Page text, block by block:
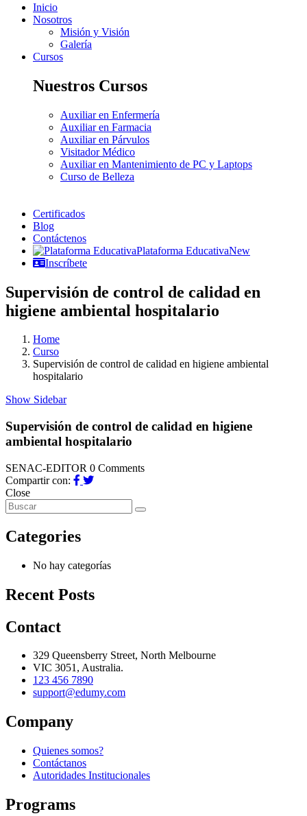
Inicio
Nosotros
Misión y Visión
Galería
Cursos
Nuestros Cursos
Auxiliar en Enfermería
Auxiliar en Farmacia
Auxiliar en Párvulos
Visitador Médico
Auxiliar en Mantenimiento de PC y Laptops
Curso de Belleza
Certificados
Blog
Contáctenos
Plataforma EducativaNew
Inscríbete
Supervisión de control de calidad en
higiene ambiental hospitalario
Home
Curso
Supervisión de control de calidad en higiene ambiental
hospitalario
Show Sidebar
Supervisión de control de calidad en higiene
ambiental hospitalario
SENAC-EDITOR 0 Comments
Compartir con:
Close
Categories
No hay categorías
Recent Posts
Contact
329 Queensberry Street, North Melbourne
VIC 3051, Australia.
123 456 7890
support@edumy.com
Company
Quienes somos?
Contáctanos
Autoridades Institucionales
Programs